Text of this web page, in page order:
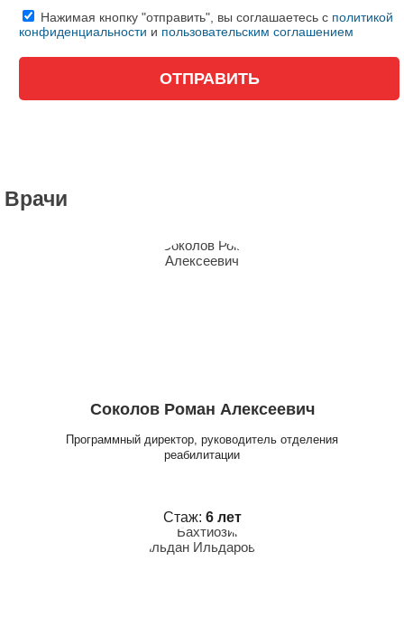
Нажимая кнопку "отправить", вы соглашаетесь с политикой
конфиденциальности и пользовательским соглашением
Врачи
Соколов Роман Алексеевич
Программный директор, руководитель отделения
реабилитации
Стаж: 6 лет